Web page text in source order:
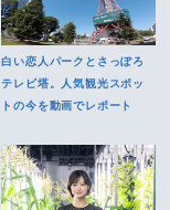
白い恋人パークとさっぽろ
テレビ塔。人気観光スポッ
トの今を動画でレポート